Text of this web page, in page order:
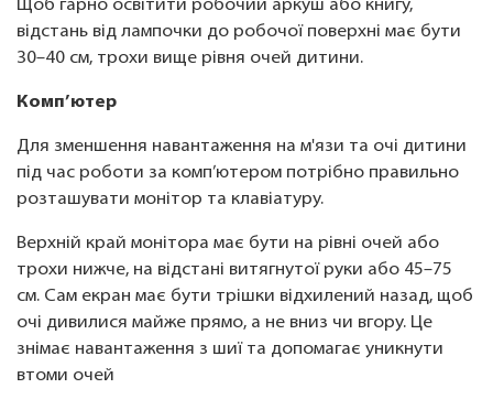
Щоб гарно освітити робочий аркуш або книгу,
відстань від лампочки до робочої поверхні має бути
30–40 см, трохи вище рівня очей дитини.
Комп’ютер
Для зменшення навантаження на м'язи та очі дитини
під час роботи за комп’ютером потрібно правильно
розташувати монітор та клавіатуру.
Верхній край монітора має бути на рівні очей або
трохи нижче, на відстані витягнутої руки або 45–75
см. Сам екран має бути трішки відхилений назад, щоб
очі дивилися майже прямо, а не вниз чи вгору. Це
знімає навантаження з шиї та допомагає уникнути
втоми очей